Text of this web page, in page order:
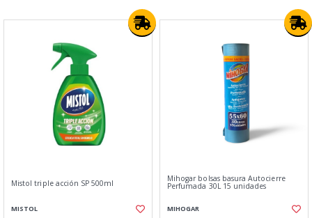
Mistol triple acción SP 500ml
MISTOL
Mihogar bolsas basura Autocierre
Perfumada 30L 15 unidades
MIHOGAR